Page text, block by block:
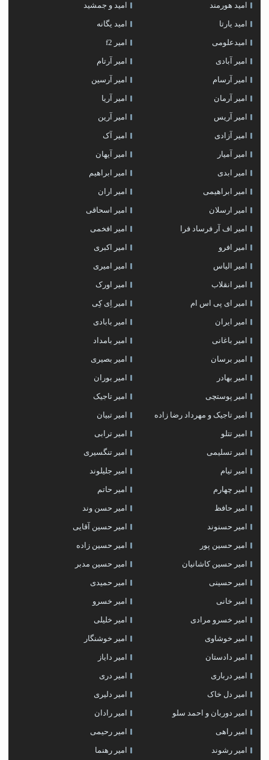
امید هورمند امید و جمشید
امید یارتا امید یگانه
امیدعلومی امیر f2
امیر آبادی امیر آرتام
امیر آرسام امیر آرسین
امیر آرمان امیر آریا
امیر آریس امیر آرین
امیر آزادی امیر آک
امیر آمیار امیر آیهان
امیر ابدی امیر ابراهیم
امیر ابراهیمی امیر اران
امیر ارسلان امیر اسحاقی
امیر اف آر فرساد فرا امیر افخمی
امیر افرو امیر اکبری
امیر الیاس امیر امیری
امیر انقلاب امیر اورک
امیر ای پی اس ام امیر اِی کِی
امیر ایران امیر بابادی
امیر باغانی امیر بامداد
امیر برسان امیر بصیری
امیر بهادر امیر بوران
امیر پوستچی امیر تاجیک
امیر تاجیک و مهرداد رضا زاده امیر تبیان
امیر تتلو امیر ترابی
امیر تسلیمی امیر تنگسیری
امیر تیام امیر جلیلوند
امیر چهارم امیر حاتم
امیر حافظ امیر حسن وند
امیر حسنوند امیر حسین آقایی
امیر حسین پور امیر حسین زاده
امیر حسین کاشانیان امیر حسین مدبر
امیر حسینی امیر حمیدی
امیر خانی امیر خسرو
امیر خسرو مرادی امیر خلیلی
امیر خوشاوی امیر خوشنگار
امیر دادستان امیر دایاز
امیر درباری امیر دری
امیر دل خاک امیر دلیری
امیر دوربان و احمد سلو امیر رادان
امیر راهی امیر رحیمی
امیر رشوند امیر رهنما